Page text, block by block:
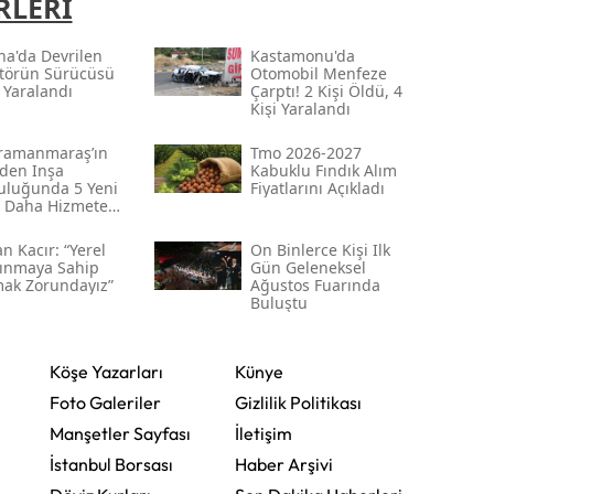
Devrilen
Sürücüsü
Kastamonu'da
Otomobil Menfeze
Çarptı! 2 Kişi Öldü, 4
Kişi Yaralandı
Inşa
5 Yeni
Daha Hizmete
Tmo 2026-2027
Kabuklu Fındık Alım
Fiyatlarını Açıkladı
Kacır: “yerel
Sahip
Zorundayız”
On Binlerce Kişi Ilk
Gün Geleneksel
Ağustos Fuarında
Buluştu
Köşe Yazarları
Foto Galeriler
Manşetler Sayfası
İstanbul Borsası
Künye
Gizlilik Politikası
İletişim
Haber Arşivi